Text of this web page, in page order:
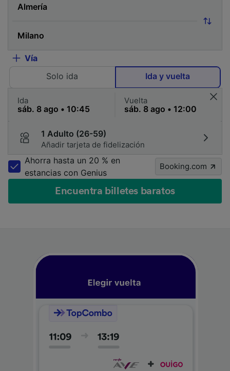
Vía
Solo ida
Ida y vuelta
Ida Vuelta
1 Adulto (26-59)
Añadir tarjeta de fidelización
Ahorra hasta un 20 % en
estancias con Genius
Booking.com
Encuentra billetes baratos